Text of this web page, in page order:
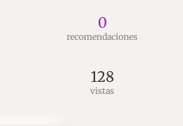
0
recomendaciones
128
vistas